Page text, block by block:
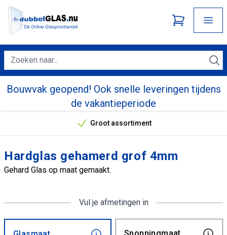
Bouwvak geopend! Ook snelle leveringen tijdens
de vakantieperiode
Onze unieke verkoopargumenten
Groot assortiment
Hardglas gehamerd grof 4mm
Gehard Glas op maat gemaakt.
Vul je afmetingen in